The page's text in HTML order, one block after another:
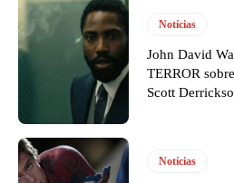
Notícias
John David
TERROR
Scott
Notícias